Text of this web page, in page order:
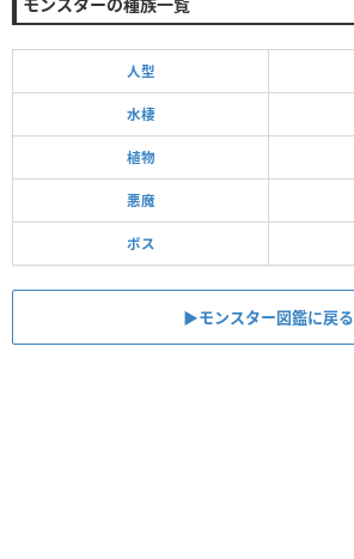
人型
水棲
植物
悪魔
ボス
▶モンスター図鑑に戻る